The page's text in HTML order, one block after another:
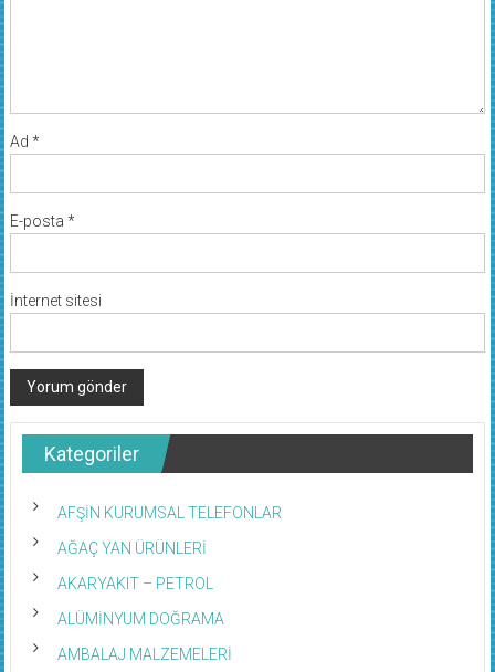
Ad *
E-posta *
İnternet sitesi
Kategoriler
AFŞİN KURUMSAL TELEFONLAR
AĞAÇ YAN ÜRÜNLERİ
AKARYAKIT – PETROL
ALÜMİNYUM DOĞRAMA
AMBALAJ MALZEMELERİ